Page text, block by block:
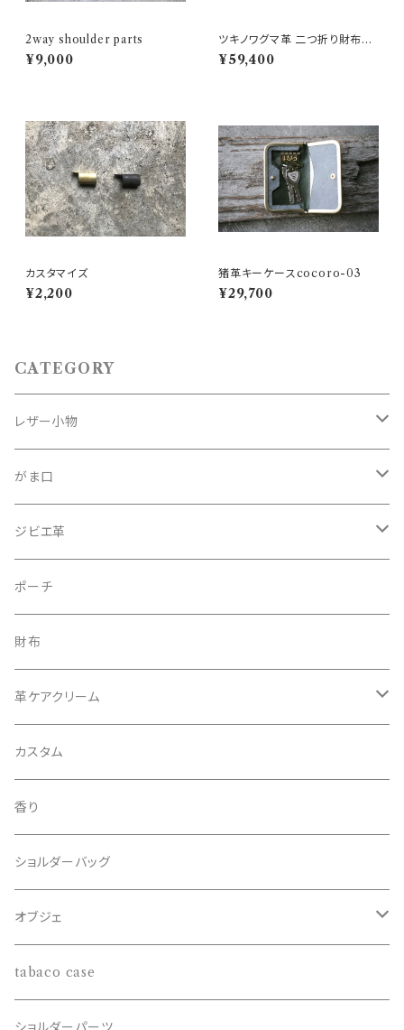
2way shoulder parts
¥9,000
ツキノワグマ革 二つ折り財布
『納める収まる』 Sugata× Six c
oup de foudre
¥59,400
カスタマイズ
¥2,200
猪革キーケースcocoro-03
¥29,700
CATEGORY
レザー小物
名刺入れ
財布
マネークリップ
手帳ケース
カトラリー
がま口
鉄
真鍮
ジビエ革
熊革
鹿革
鳥取県若桜町産
北海道十勝
猪革
鳥取県倉吉
兵庫県但馬
ジビエ
サスティナブル
エシカル
ポーチ
財布
革ケアクリーム
熊脂
メンテナンス
カスタム
香り
ショルダーバッグ
オブジェ
鹿角
ハンティングトロフィー
tabaco case